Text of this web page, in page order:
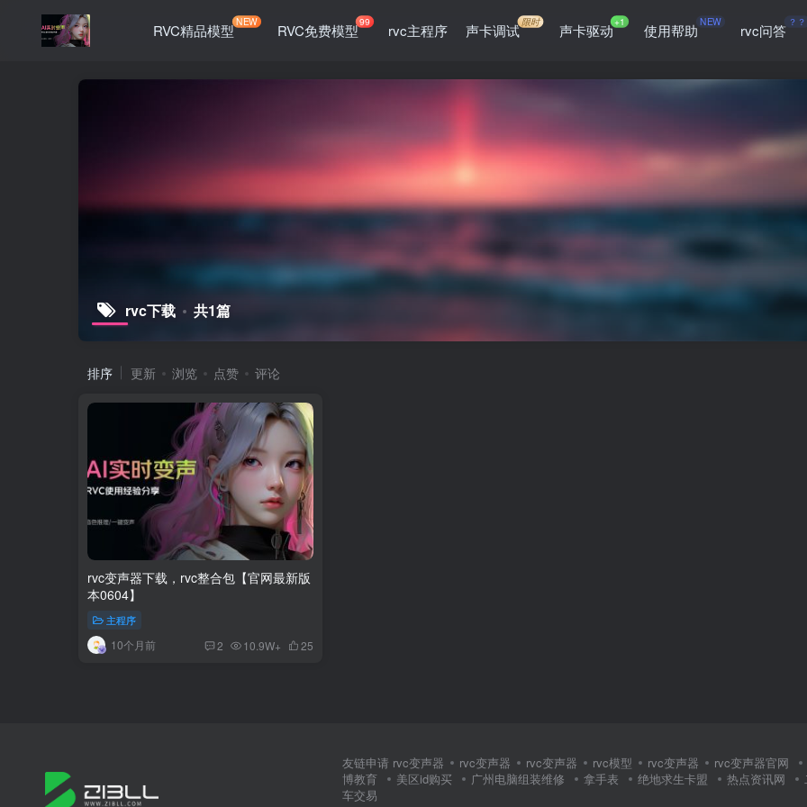
RVC精品模型NEW RVC免费模型99 rvc主程序 声卡调试限时 声卡驱动+1 使用帮助 NEW rvc问答 ？？
rvc下载 共1篇
排序 更新 浏览 点赞 评论
rvc变声器下载，rvc整合包【官网最新版
本0604】
主程序
10个月前 2 10.9W+ 25
友链申请 rvc变声器 rvc变声器 rvc变声器 rvc模型 rvc变声器
rvc变声器官网
博教育
美区id购买 广州电脑组装维修 拿手表 绝地求生卡盟 热点资讯网
车交易